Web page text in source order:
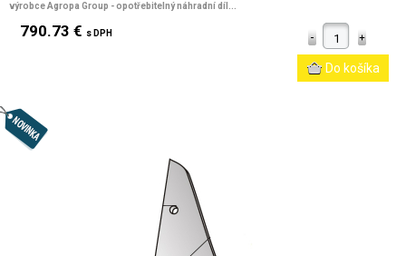
výrobce Agropa Group - opotřebitelný náhradní díl...
790.73 € s DPH